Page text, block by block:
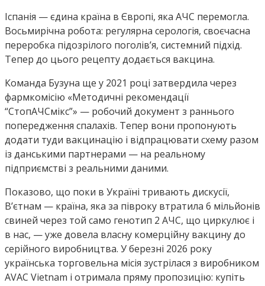
Іспанія — єдина країна в Європі, яка АЧС перемогла.
Восьмирічна робота: регулярна серологія, своєчасна
переробка підозрілого поголів’я, системний підхід.
Тепер до цього рецепту додається вакцина.
Команда Бузуна ще у 2021 році затвердила через
фармкомісію «Методичні рекомендації
“СтопАЧСмікс”» — робочий документ з раннього
попередження спалахів. Тепер вони пропонують
додати туди вакцинацію і відпрацювати схему разом
із данськими партнерами — на реальному
підприємстві з реальними даними.
Показово, що поки в Україні тривають дискусії,
В’єтнам — країна, яка за півроку втратила 6 мільйонів
свиней через той само генотип 2 АЧС, що циркулює і
в нас, — уже довела власну комерційну вакцину до
серійного виробництва. У березні 2026 року
українська торговельна місія зустрілася з виробником
AVAC Vietnam і отримала пряму пропозицію: купіть